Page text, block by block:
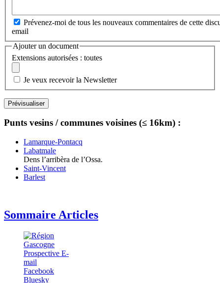
Prévenez-moi de tous les nouveaux commentaires de cette
email
Ajouter un document
Extensions autorisées : toutes
Je veux recevoir la Newsletter
Punts vesins / communes voisines (≤ 16km) :
Lamarque-Pontacq
Labatmale
Dens l’arribèra de l’Ossa.
Saint-Vincent
Barlest
Sommaire Articles